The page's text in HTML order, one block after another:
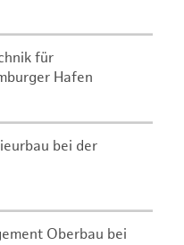
für
Hafen
bei der
Oberbau bei